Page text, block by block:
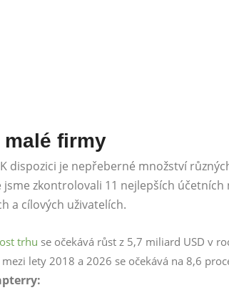
firmy
dispozici je nepřeberné množství
zkontrolovali 11 nejlepších účetních
a cílových uživatelích.
trhu se očekává růst z 5,7 miliard USD v
lety 2018 a 2026 se očekává na 8,6